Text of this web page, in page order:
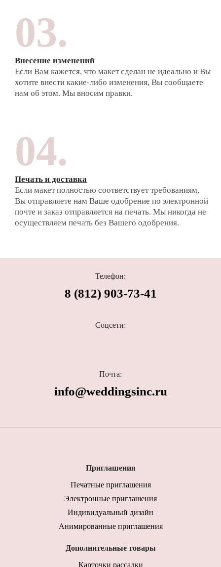
03.
Внесение изменений
Если Вам кажется, что макет сделан не идеально и Вы
хотите внести какие-либо изменения, Вы сообщаете
нам об этом. Мы вносим правки.
04.
Печать и доставка
Если макет полностью соответствует требованиям,
Вы отправляете нам Ваше одобрение по электронной
почте и заказ отправляется на печать. Мы никогда не
осуществляем печать без Вашего одобрения.
Телефон:
8 (812) 903-73-41
Соцсети:
Почта:
info@weddingsinc.ru
Приглашения
Печатные приглашения
Электронные приглашения
Индивидуальный дизайн
Анимированные приглашения
Дополнительные товары
Карточки рассадки